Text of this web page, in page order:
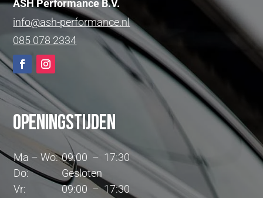
ASH Performance B.V.
info@ash-performance.nl
085 078 2334
Openingstijden
Ma – Wo: 09:00 – 17:30
Do:
Gesloten
Vr:
09:00 – 17:30